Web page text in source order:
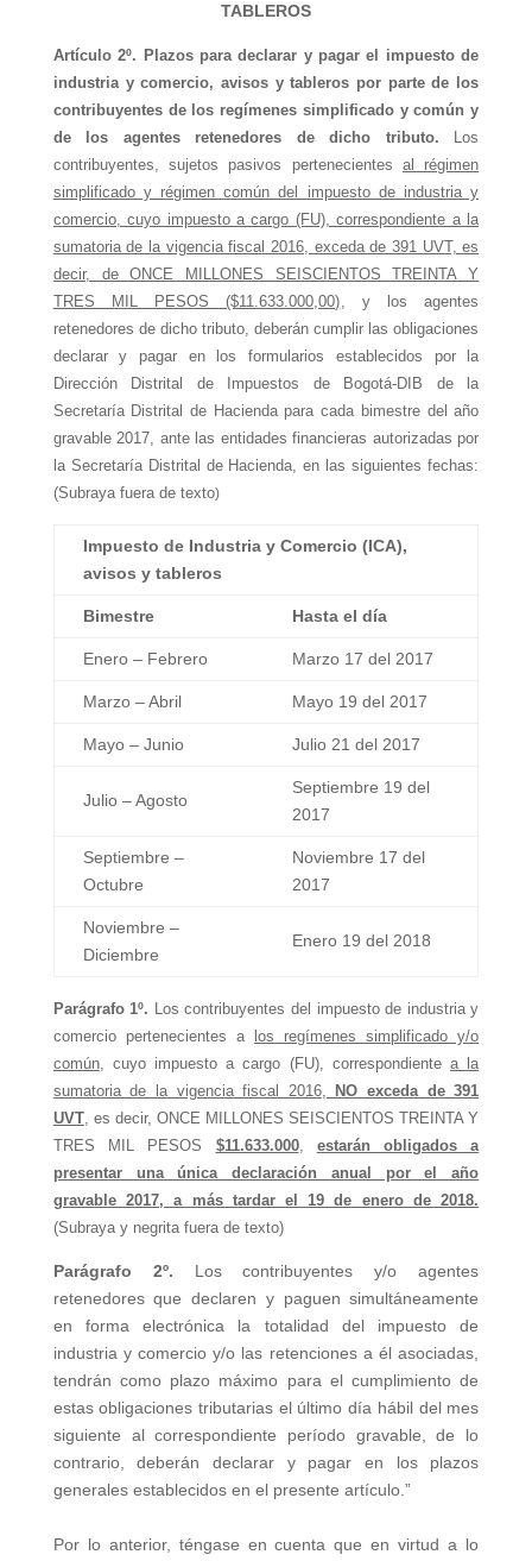
TABLEROS
Artículo 2º. Plazos para declarar y pagar el impuesto de
industria y comercio, avisos y tableros por parte de los
contribuyentes de los regímenes simplificado y común y
de los agentes retenedores de dicho tributo.
Los
contribuyentes, sujetos pasivos pertenecientes al régimen
simplificado y régimen común del impuesto de industria y
comercio, cuyo impuesto a cargo (FU), correspondiente a la
sumatoria de la vigencia fiscal 2016, exceda de 391 UVT, es
decir, de ONCE MILLONES SEISCIENTOS TREINTA Y
TRES MIL PESOS ($11.633.000,00), y los agentes
retenedores de dicho tributo, deberán cumplir las obligaciones
declarar y pagar en los formularios establecidos por la
Dirección Distrital de Impuestos de Bogotá-DIB de la
Secretaría Distrital de Hacienda para cada bimestre del año
gravable 2017, ante las entidades financieras autorizadas por
la Secretaría Distrital de Hacienda, en las siguientes fechas:
(Subraya fuera de texto)
Impuesto de Industria y Comercio (ICA),
avisos y tableros
Bimestre Hasta el día
Enero – Febrero Marzo 17 del 2017
Marzo – Abril Mayo 19 del 2017
Mayo – Junio Julio 21 del 2017
Julio – Agosto
Septiembre 19 del
2017
Septiembre –
Octubre
Noviembre 17 del
2017
Noviembre –
Diciembre
Enero 19 del 2018
Parágrafo 1º. Los contribuyentes del impuesto de industria y
comercio pertenecientes a
los regímenes simplificado y/o
común, cuyo impuesto a cargo (FU), correspondientea la
sumatoria de la vigencia fiscal 2016, NO exceda de 391
UVT, es decir, ONCE MILLONES SEISCIENTOS TREINTA Y
TRES MIL PESOS $11.633.000, estarán obligados a
presentar una única declaración anual por el año
gravable 2017, a más tardar el 19 de enero de 2018.
(Subraya y negrita fuera de texto)
Parágrafo 2º. Los contribuyentes y/o agentes
retenedores que declaren y paguen simultáneamente
en forma electrónica la totalidad del impuesto de
industria y comercio y/o las retenciones a él asociadas,
tendrán como plazo máximo para el cumplimiento de
estas obligaciones tributarias el último día hábil del mes
siguiente al correspondiente período gravable, de lo
contrario, deberán declarar y pagar en los plazos
generales establecidos en el presente artículo.”
Por lo anterior, téngase en cuenta que en virtud a lo